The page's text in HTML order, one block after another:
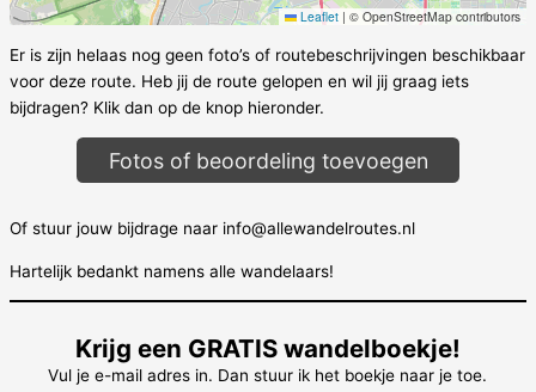
Leaflet | © OpenStreetMap contributors
Er is zijn helaas nog geen foto’s of routebeschrijvingen beschikbaar
voor deze route. Heb jij de route gelopen en wil jij graag iets
bijdragen? Klik dan op de knop hieronder.
Fotos of beoordeling toevoegen
Of stuur jouw bijdrage naar info@allewandelroutes.nl
Hartelijk bedankt namens alle wandelaars!
Krijg een GRATIS wandelboekje!
Vul je e-mail adres in. Dan stuur ik het boekje naar je toe.